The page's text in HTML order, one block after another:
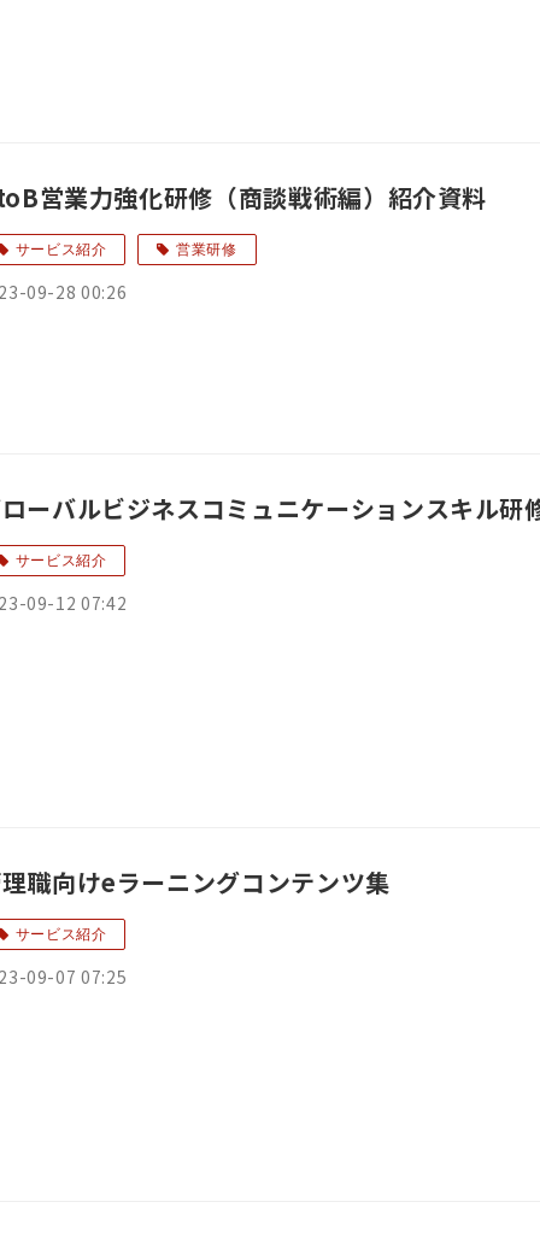
営業力強化研修（商談戦術編）紹介資料
サービス紹介 営業研修
09-28 00:26
ーバルビジネスコミュニケーションスキル研
サービス紹介
09-12 07:42
職向けeラーニングコンテンツ集
サービス紹介
09-07 07:25